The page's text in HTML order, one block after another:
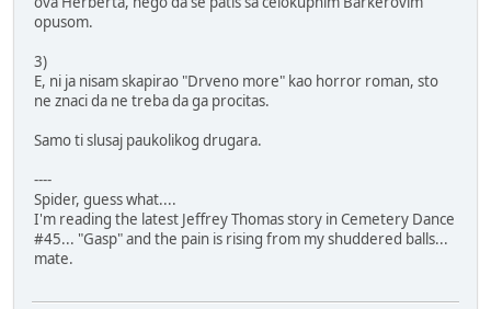
opusom.
3)
E, ni ja nisam skapirao "Drveno more" kao horror roman, sto
ne znaci da ne treba da ga procitas.
Samo ti slusaj paukolikog drugara.
----
Spider, guess what....
I'm reading the latest Jeffrey Thomas story in Cemetery Dance
#45... "Gasp" and the pain is rising from my shuddered balls...
mate.